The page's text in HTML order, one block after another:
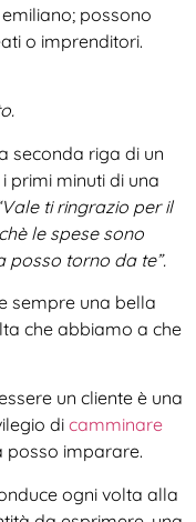
possono
o imprenditori.
seconda riga di un
primi minuti di una
ti ringrazio per il
le spese sono
posso torno da te”.
sempre una bella
che abbiamo a che
un cliente è una
di camminare
posso imparare.
ogni volta alla